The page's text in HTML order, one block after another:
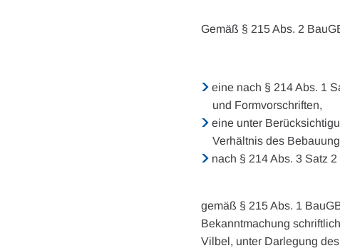
Gemäß § 215 Abs. 2
eine nach § 214 Abs. 1
und Formvorschriften,
eine unter
Verhältnis des
nach § 214 Abs. 3 Satz
gemäß § 215 Abs. 1
Bekanntmachung
Vilbel, unter Darlegung